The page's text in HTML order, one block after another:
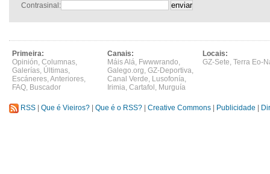
Contrasinal:
Primeira:
Opinión, Columnas,
Galerías, Últimas,
Escáneres,Anteriores,
FAQ, Buscador
Canais:
Máis Alá, Fwwwrando,
Galego.org, GZ-Deportiva,
Canal Verde, Lusofonía,
Irimia, Cartafol , Murguía
Locais:
GZ-Sete, Terra Eo-
RSS Que é Vieiros? Que é o RSS? Creative Commons Publicidade